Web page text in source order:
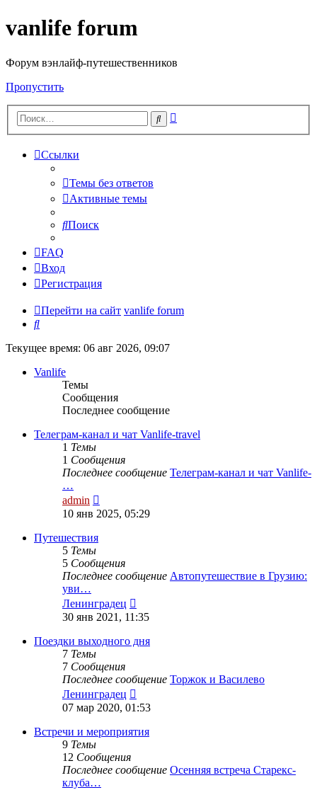
vanlife forum
Форум вэнлайф-путешественников
Пропустить
Поиск
Ссылки
Темы без ответов
Активные темы
Поиск
FAQ
Вход
Регистрация
Перейти на сайт vanlife forum
Поиск
Текущее время: 06 авг 2026, 09:07
Vanlife
Темы
Сообщения
Последнее сообщение
Телеграм-канал и чат Vanlife-travel
1 Темы
1 Сообщения
Последнее сообщение Телеграм-канал и чат Vanlife-
…
admin
к
10 янв 2025, 05:29
Путешествия
5 Темы
5 Сообщения
Последнее сообщение Автопутешествие в Грузию:
уви…
Ленинградец
к
сообщению
30 янв 2021, 11:35
Поездки выходного дня
7 Темы
7 Сообщения
Последнее сообщение Торжок и Василево
Ленинградец
к
сообщению
07 мар 2020, 01:53
Встречи и мероприятия
9 Темы
12 Сообщения
Последнее сообщение Осенняя встреча Старекс-
клуба…